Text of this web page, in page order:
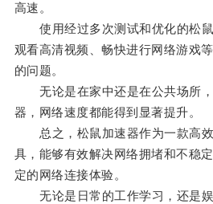
高速。
使用经过多次测试和优化的松鼠
观看高清视频、畅快进行网络游戏
的问题。
无论是在家中还是在公共场所，
器，网络速度都能得到显著提升。
总之，松鼠加速器作为一款高效
具，能够有效解决网络拥堵和不稳
定的网络连接体验。
无论是日常的工作学习，还是娱